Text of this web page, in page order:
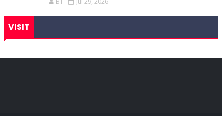
BT Jul 29, 2026
VISIT